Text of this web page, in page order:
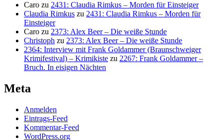
Caro zu 2431: Claudia Rimkus – Morden für Einsteiger
Claudia Rimkus zu 2431: Claudia Rimkus – Morden für
Einsteiger
Caro zu 2373: Alex Beer – Die weiße Stunde
Christoph zu 2373: Alex Beer – Die weiße Stunde
2364: Interview mit Frank Goldammer (Braunschweiger
Krimifestival) – Krimikiste zu 2267: Frank Goldammer –
Bruch. In eisigen Nächten
Meta
Anmelden
Eintrags-Feed
Kommentar-Feed
WordPress.org